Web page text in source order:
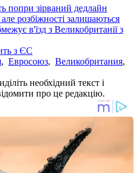
попри зірваний дедлайн
розбіжності залишаються
в'їзд з Великобританії з
з ЄС
, Евросоюз, Великобритания,
необхідний текст і
про це редакцію.